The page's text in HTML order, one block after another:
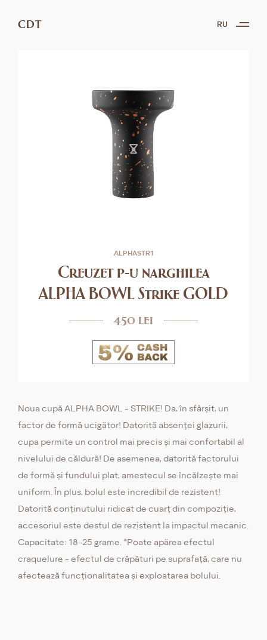
CDT RU
ALPHASTR1
Creuzet p-u narghilea
ALPHA BOWL Strike GOLD
450 lei
Noua cupă ALPHA BOWL - STRIKE! Da, în sfârșit, un
factor de formă ucigător! Datorită absenței glazurii,
cupa permite un control mai precis și mai confortabil al
nivelului de căldură! De asemenea, datorită factorului
de formă și fundului plat, amestecul se încălzește mai
uniform. În plus, bolul este incredibil de rezistent!
Datorită conținutului ridicat de cuarț din compoziție,
accesoriul este destul de rezistent la impactul mecanic.
Capacitate: 18-25 grame. *Poate apărea efectul
craquelure - efectul de crăpături pe suprafață, care nu
afectează funcționalitatea și exploatarea bolului.